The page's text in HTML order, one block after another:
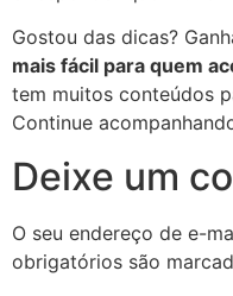
Gostou das dicas?
mais fácil para quem
tem muitos conteúdos
Continue
Deixe um
O seu endereço de e-
obrigatórios são